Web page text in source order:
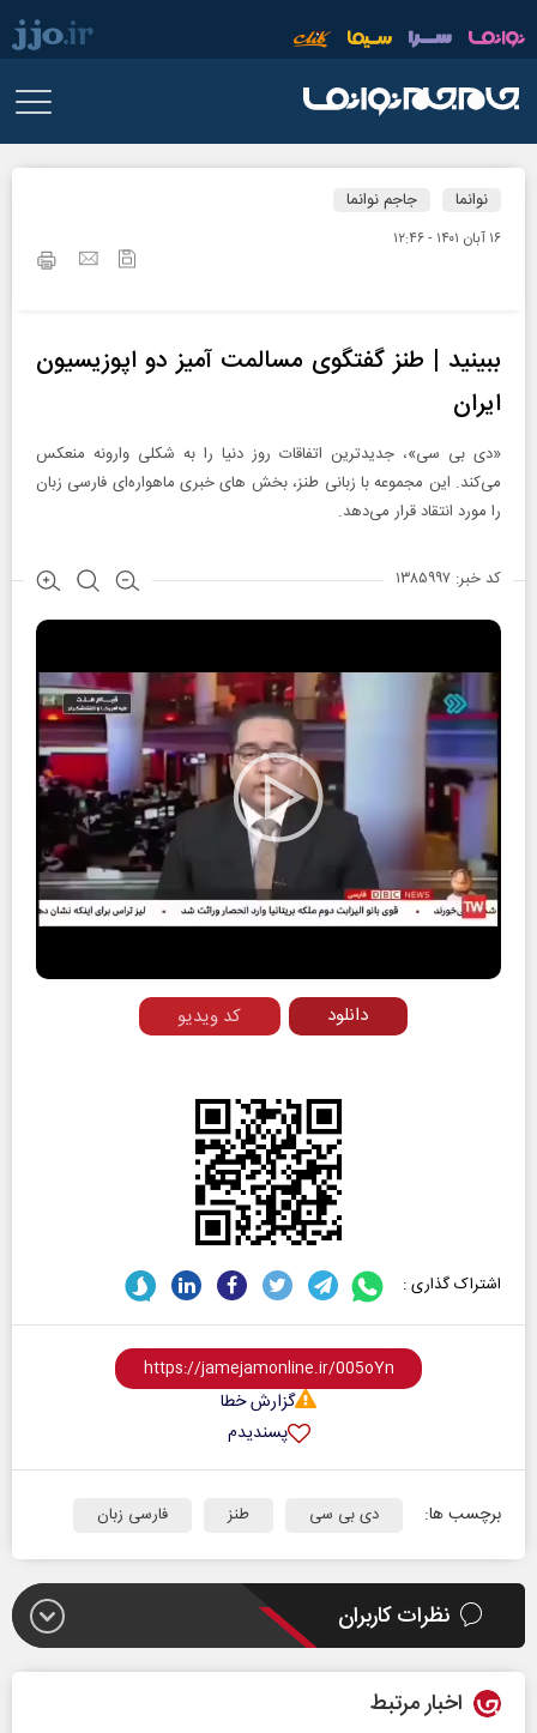
نوانما جاجم نوانما
۱۶ آبان ۱۴۰۱ - ۱۲:۴۶
ببینید | طنز گفتگوی مسالمت آمیز دو اپوزیسیون
ایران
«دی بی سی»، جدیدترین اتفاقات روز دنیا را به شکلی وارونه منعکس
می‌کند. این مجموعه با زبانی طنز، بخش‌ های خبری ماهواره‌ای فارسی زبان
را مورد انتقاد قرار می‌دهد.
کد خبر: ۱۳۸۵۹۹۷
Play
Video
کد ویدیو دانلود
اشتراک گذاری :
گزارش خطا
پسندیدم
برچسب ها: دی بی سی طنز فارسی زبان
نظرات کاربران
اخبار مرتبط